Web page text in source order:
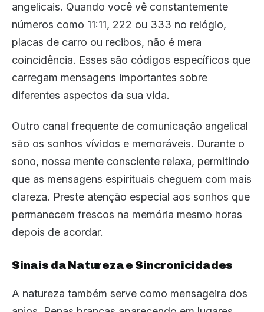
angelicais. Quando você vê constantemente
números como 11:11, 222 ou 333 no relógio,
placas de carro ou recibos, não é mera
coincidência. Esses são códigos específicos que
carregam mensagens importantes sobre
diferentes aspectos da sua vida.
Outro canal frequente de comunicação angelical
são os sonhos vívidos e memoráveis. Durante o
sono, nossa mente consciente relaxa, permitindo
que as mensagens espirituais cheguem com mais
clareza. Preste atenção especial aos sonhos que
permanecem frescos na memória mesmo horas
depois de acordar.
Sinais da Natureza e Sincronicidades
A natureza também serve como mensageira dos